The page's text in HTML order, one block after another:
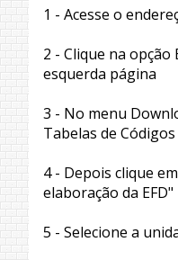
1 - Acesse o
2 - Clique na opção
esquerda página
3 - No menu
Tabelas de Códigos
4 - Depois clique
elaboração da EFD"
5 - Selecione a